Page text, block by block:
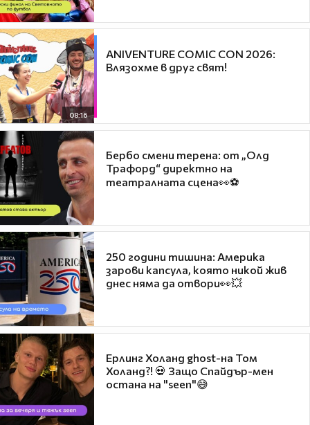
08:16
ANIVENTURE COMIC CON 2026:
Влязохме в друг свят!
Бербо смени терена: от „Олд
Трафорд“ директно на
театралната сцена👀⚽
250 години тишина: Америка
зарови капсула, която никой жив
днес няма да отвори👀💥
Ерлинг Холанд ghost-на Том
Холанд?! 💀 Защо Спайдър-мен
остана на "seen"😅